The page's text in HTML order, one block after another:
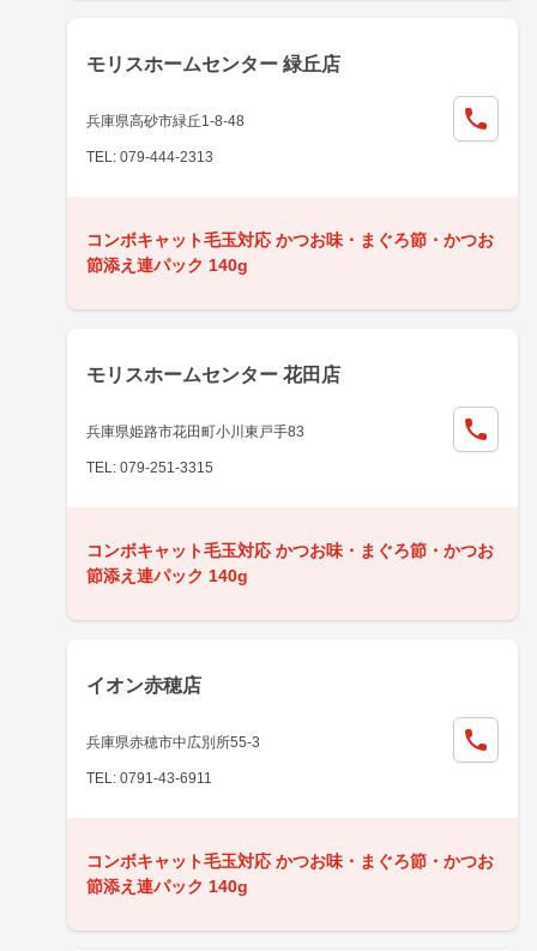
モリスホームセンター 緑丘店
兵庫県高砂市緑丘1-8-48
TEL: 079-444-2313
コンボキャット毛玉対応 かつお味・まぐろ節・かつお
節添え連パック 140g
モリスホームセンター 花田店
兵庫県姫路市花田町小川東戸手83
TEL: 079-251-3315
コンボキャット毛玉対応 かつお味・まぐろ節・かつお
節添え連パック 140g
イオン赤穂店
兵庫県赤穂市中広別所55-3
TEL: 0791-43-6911
コンボキャット毛玉対応 かつお味・まぐろ節・かつお
節添え連パック 140g